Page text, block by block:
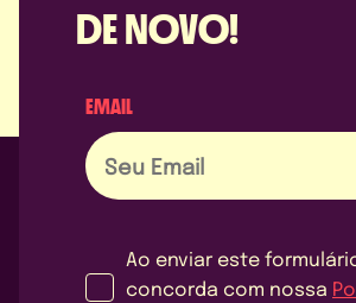
DE NOVO!
EMAIL
Ao enviar este
concorda com nossa